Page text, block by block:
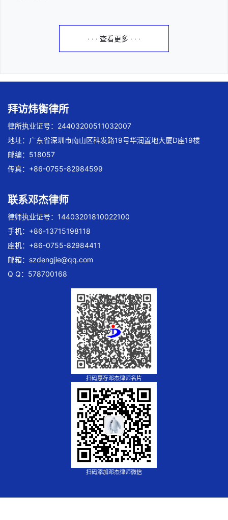
· · · 查看更多 · · ·
拜访炜衡律所
律所执业证号：24403200511032007
地址：广东省深圳市南山区科发路19号华润置地大厦D座19楼
邮编：518057
传真：+86-0755-82984599
联系邓杰律师
律师执业证号：14403201810022100
手机：+86-13715198118
座机：+86-0755-82984411
邮箱： szdengjie@qq.com
Q Q：578700168
扫码惠存邓杰律师名片
扫码添加邓杰律师微信